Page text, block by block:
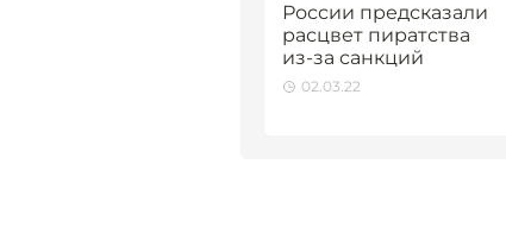
России предсказали
расцвет пиратства
из-за санкций
02.03.22